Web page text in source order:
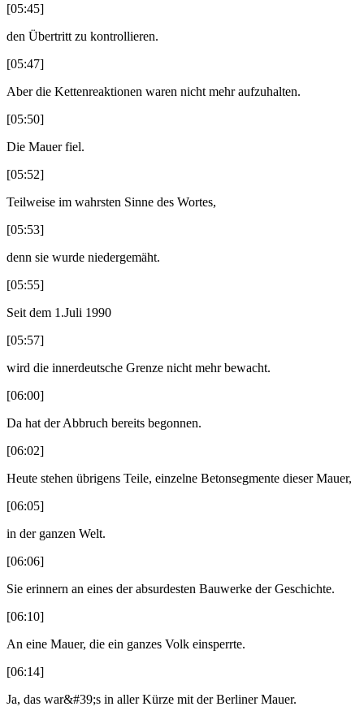
[05:45]
den Übertritt zu kontrollieren.
[05:47]
Aber die Kettenreaktionen waren nicht mehr aufzuhalten.
[05:50]
Die Mauer fiel.
[05:52]
Teilweise im wahrsten Sinne des Wortes,
[05:53]
denn sie wurde niedergemäht.
[05:55]
Seit dem 1.Juli 1990
[05:57]
wird die innerdeutsche Grenze nicht mehr bewacht.
[06:00]
Da hat der Abbruch bereits begonnen.
[06:02]
Heute stehen übrigens Teile, einzelne Betonsegmente dieser Mauer,
[06:05]
in der ganzen Welt.
[06:06]
Sie erinnern an eines der absurdesten Bauwerke der Geschichte.
[06:10]
An eine Mauer, die ein ganzes Volk einsperrte.
[06:14]
Ja, das war&#39;s in aller Kürze mit der Berliner Mauer.